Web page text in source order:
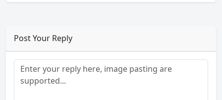
Post Your Reply